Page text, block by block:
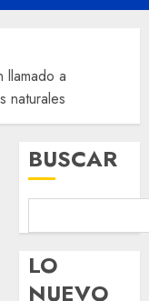
llamado a
naturales
BUSCAR
LO
NUEVO